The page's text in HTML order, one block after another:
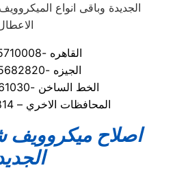
الجديدة وباقى انواع
القاهره -0235710008
الجيزه -0235682820
الخط الساخن -01220261030
المحافظات الاخري – 01010916814
اصلاح ميكروويف